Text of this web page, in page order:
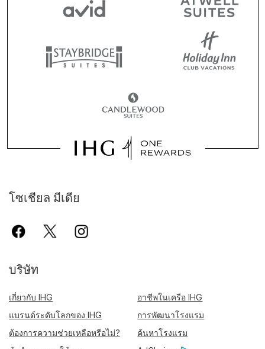
โซเชียล มีเดีย
บริษัท
เกี่ยวกับ IHG
อาชีพในเครือ IHG
แบรนด์ระดับโลกของ IHG
การพัฒนาโรงแรม
ต้องการความช่วยเหลือหรือไม่?
ค้นหาโรงแรม